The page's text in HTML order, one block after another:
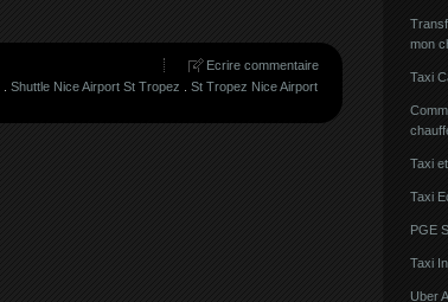
Ecrire commentaire
Shuttle Nice Airport St Tropez
St Tropez Nice Airport
mon
Taxi
Taxi
Taxi
PGE
Taxi
Uber